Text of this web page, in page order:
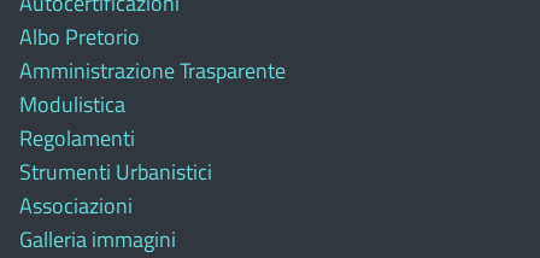
Albo Pretorio
Amministrazione Trasparente
Modulistica
Regolamenti
Strumenti Urbanistici
Associazioni
Galleria immagini